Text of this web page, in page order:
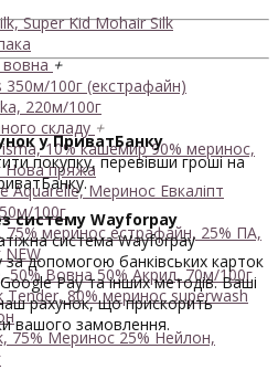
Kid Mohair Silk
+
100г (екстрафайн)
220м/100г
складу +
10% кашемир 90% меринос,
Нова пряжа
Меринос Евкаліпт
100г
меринос естрафайн, 25% ПА,
NEW
Вовна 50% Акрил, 70м/100г
80% меринос superwash
Меринос 25% Нейлон,
у ПриватБанку
покупку, перевівши гроші на
систему Wayforpay
система Wayforpay
допомогою банківських карток
Pay та інших методів. Ваші
рахунок, що прискорить
вашого замовлення.